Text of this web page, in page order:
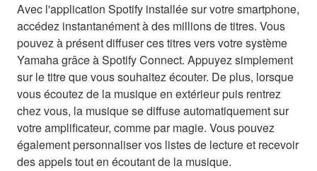
Avec l'application Spotify installée sur votre smartphone,
accédez instantanément à des millions de titres. Vous
pouvez à présent diffuser ces titres vers votre système
Yamaha grâce à Spotify Connect. Appuyez simplement
sur le titre que vous souhaitez écouter. De plus, lorsque
vous écoutez de la musique en extérieur puis rentrez
chez vous, la musique se diffuse automatiquement sur
votre amplificateur, comme par magie. Vous pouvez
également personnaliser vos listes de lecture et recevoir
des appels tout en écoutant de la musique.